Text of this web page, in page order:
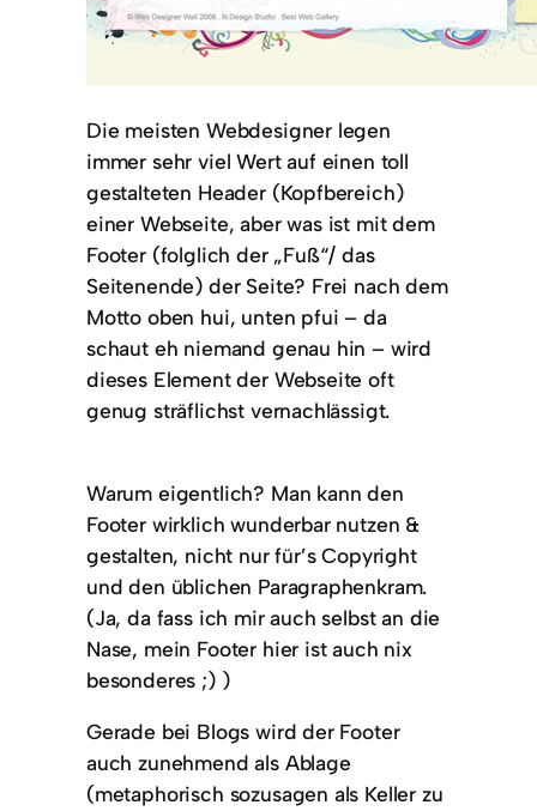
Die meisten Webdesigner legen
immer sehr viel Wert auf einen toll
gestalteten Header (Kopfbereich)
einer Webseite, aber was ist mit dem
Footer (folglich der „Fuß“/ das
Seitenende) der Seite? Frei nach dem
Motto oben hui, unten pfui – da
schaut eh niemand genau hin – wird
dieses Element der Webseite oft
genug sträflichst vernachlässigt.
Warum eigentlich? Man kann den
Footer wirklich wunderbar nutzen &
gestalten, nicht nur für’s Copyright
und den üblichen Paragraphenkram.
(Ja, da fass ich mir auch selbst an die
Nase, mein Footer hier ist auch nix
besonderes ;) )
Gerade bei Blogs wird der Footer
auch zunehmend als Ablage
(metaphorisch sozusagen als Keller zu